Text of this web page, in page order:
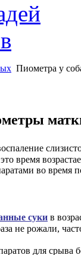
Пиометра у
время
во время
суки в
не рожали,
для